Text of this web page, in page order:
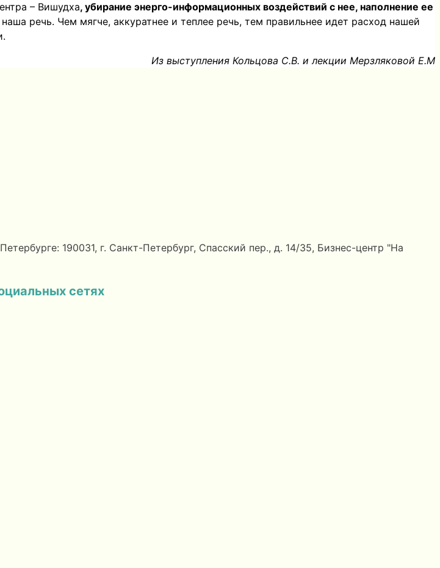
– Вишудха, убирание энерго-информационных воздействий с нее, наполнение ее
речь. Чем мягче, аккуратнее и теплее речь, тем правильнее идет расход нашей
Из выступления Кольцова С.В. и лекции Мерзляковой Е.М
190031, г. Санкт-Петербург, Спасский пер., д. 14/35, Бизнес-центр "На
сетях